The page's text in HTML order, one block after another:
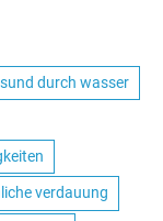
durch wasser
verdauung